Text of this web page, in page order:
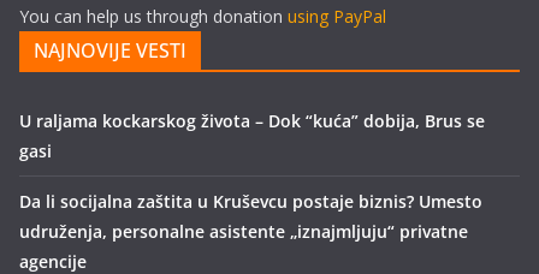
You can help us through donation using PayPal
NAJNOVIJE VESTI
U raljama kockarskog života – Dok “kuća” dobija, Brus se
gasi
Da li socijalna zaštita u Kruševcu postaje biznis? Umesto
udruženja, personalne asistente „iznajmljuju“ privatne
agencije